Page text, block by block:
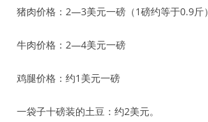
猪肉价格：2—3美元一磅（1磅约等于0.9斤）
牛肉价格：2—4美元一磅
鸡腿价格：约1美元一磅
一袋子十磅装的土豆：约2美元。